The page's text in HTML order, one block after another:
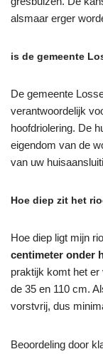
alsmaar erger
is de gemeente
De gemeente
verantwoordelijk
hoofdriolering. De
eigendom van de
van uw
Hoe diep zit het
Hoe diep ligt mijn
centimeter onder
praktijk komt het
de 35 en 110 cm.
vorstvrij, dus
Beoordeling door